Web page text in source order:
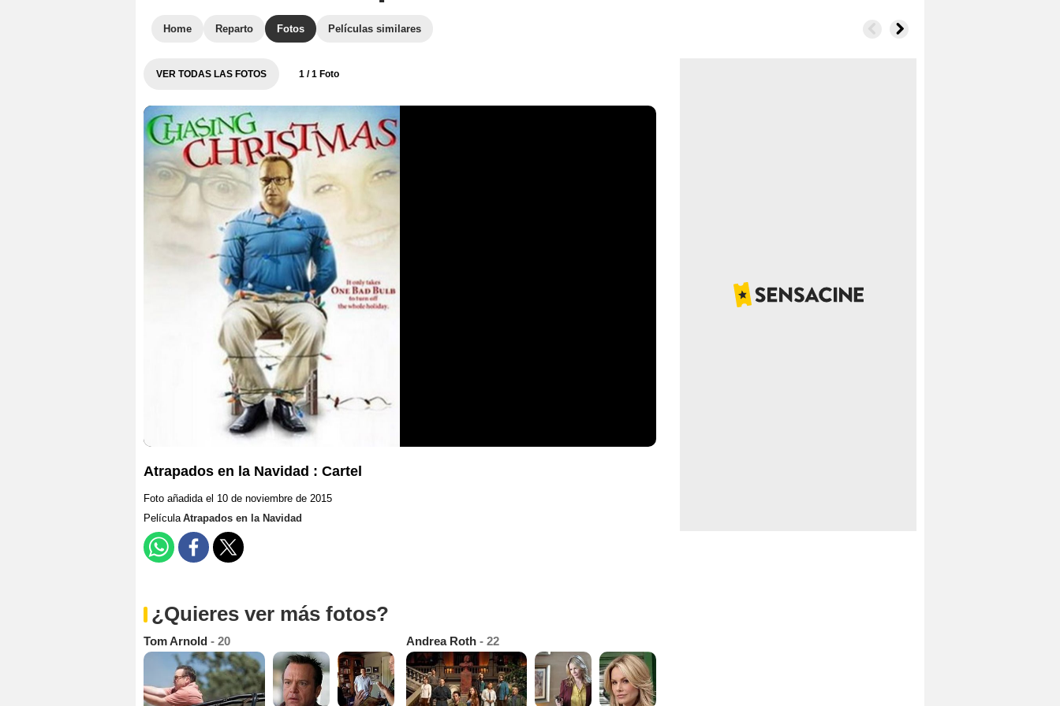
Home Reparto Fotos Películas similares
VER TODAS LAS FOTOS 1 / 1 Foto
Atrapados en la Navidad : Cartel
Foto añadida el 10 de noviembre de 2015
PelículaAtrapados en la Navidad
¿Quieres ver más fotos?
Tom Arnold - 20 Andrea Roth - 22